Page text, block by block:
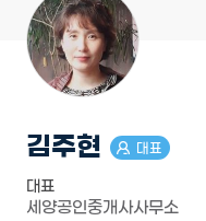
김주현 대표
대표
세양공인중개사사무소